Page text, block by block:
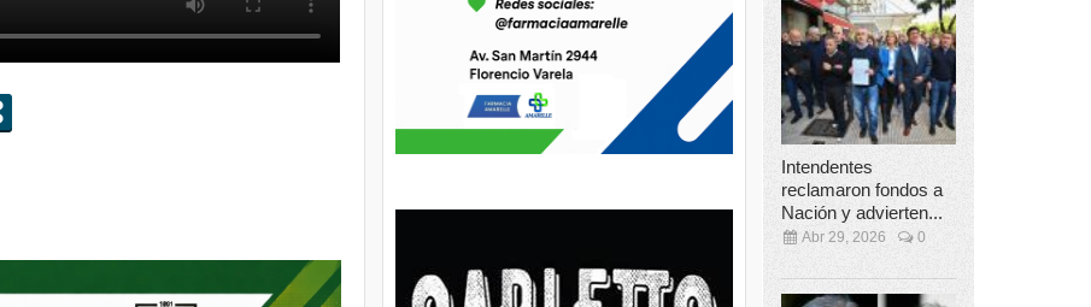
Intendentes
reclamaron fondos a
Nación y advierten...
Abr 29, 2026 0